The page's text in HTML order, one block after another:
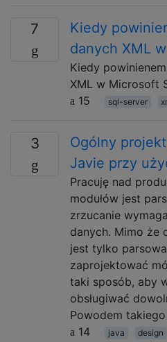
7
Kiedy
danych XML
Kiedy
XML w Microsoft
15
sql-server
3
Ogólny
Javie przy
Pracuję nad
modułów jest
zrzucanie
danych. Mimo że
jest tylko
zaprojektować
taki sposób, aby
obsługiwać
Powodem
14
java design